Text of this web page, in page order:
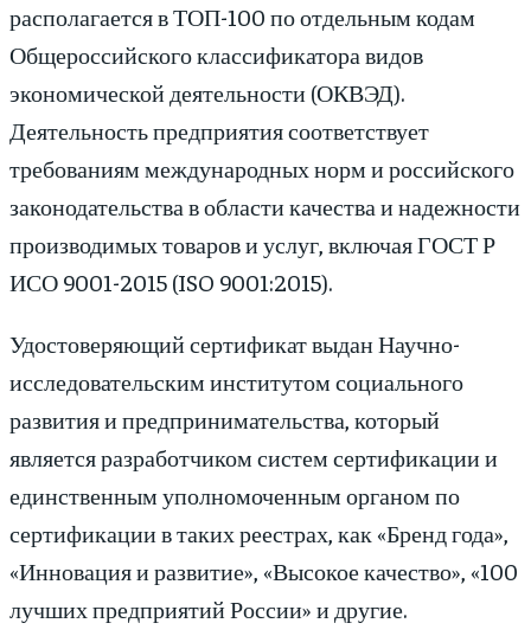
располагается в ТОП-100 по отдельным кодам
Общероссийского классификатора видов
экономической деятельности (ОКВЭД).
Деятельность предприятия соответствует
требованиям международных норм и российского
законодательства в области качества и надежности
производимых товаров и услуг, включая ГОСТ Р
ИСО 9001-2015 (ISO 9001:2015).
Удостоверяющий сертификат выдан Научно-
исследовательским институтом социального
развития и предпринимательства, который
является разработчиком систем сертификации и
единственным уполномоченным органом по
сертификации в таких реестрах, как «Бренд года»,
«Инновация и развитие», «Высокое качество», «100
лучших предприятий России» и другие.